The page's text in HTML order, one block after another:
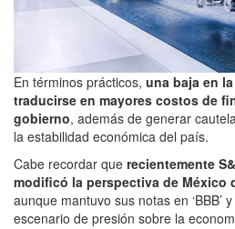
En términos prácticos, una baja en
traducirse en mayores costos de
gobierno, además de generar
la estabilidad económica del país.
Cabe recordar que recientemente
modificó la perspectiva de México
aunque mantuvo sus notas en ‘BBB’
escenario de presión sobre la